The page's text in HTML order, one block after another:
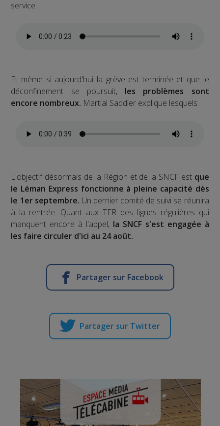
service.
Et même si aujourd'hui la grève est terminée et que le
déconfinement se poursuit, les problèmes sont
encore nombreux. Martial Saddier explique lesquels.
L'objectif désormais de la Région et de la SNCF est que
le Léman Express fonctionne à pleine capacité dès
le 1er septembre. Un dernier comité de suivi se réunira
à la rentrée. Quant aux TER des lignes régulières qui
manquent encore à l'appel, la SNCF s'est engagée à
les faire circuler d'ici au 24 août.
Partager sur Facebook
Partager sur Twitter